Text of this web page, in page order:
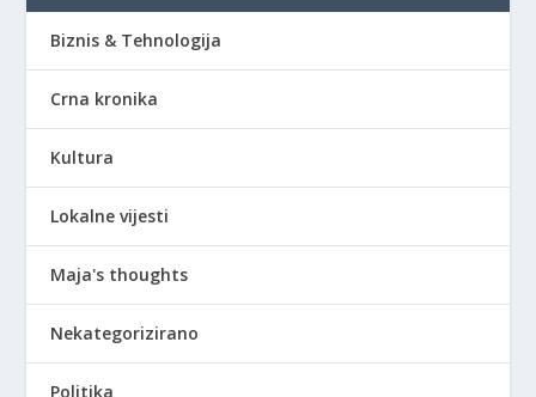
Biznis & Tehnologija
Crna kronika
Kultura
Lokalne vijesti
Maja's thoughts
Nekategorizirano
Politika